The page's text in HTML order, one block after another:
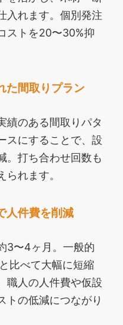
入れます。個別発注
ストを20〜30%抑
た間取りプラン
績のある間取りパタ
スにすることで、設
。打ち合わせ回数も
れます。
人件費を削減
3〜4ヶ月。一般的
比べて大幅に短縮
職人の人件費や仮設
トの低減につながり